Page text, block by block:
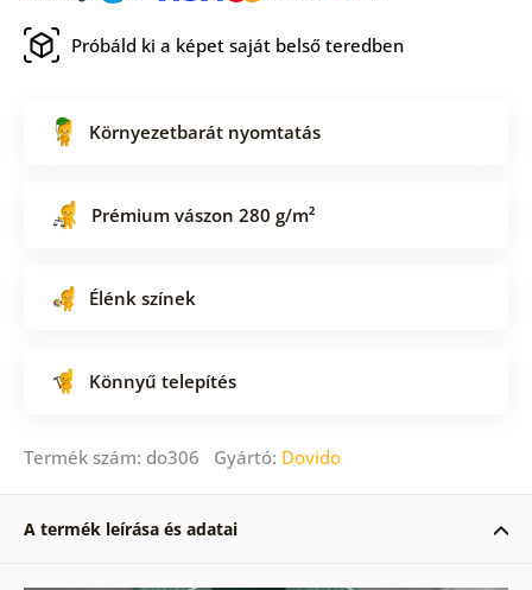
Próbáld ki a képet saját belső teredben
Környezetbarát nyomtatás
Prémium vászon 280 g/m²
Élénk színek
Könnyű telepítés
Termék szám: do306 Gyártó: Dovido
A termék leírása és adatai